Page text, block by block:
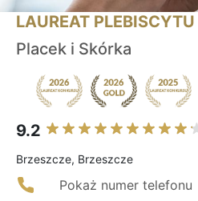
LAUREAT
Placek i Skórka
9.2
Brzeszcze, Brzeszcze
Pokaż numer telefonu